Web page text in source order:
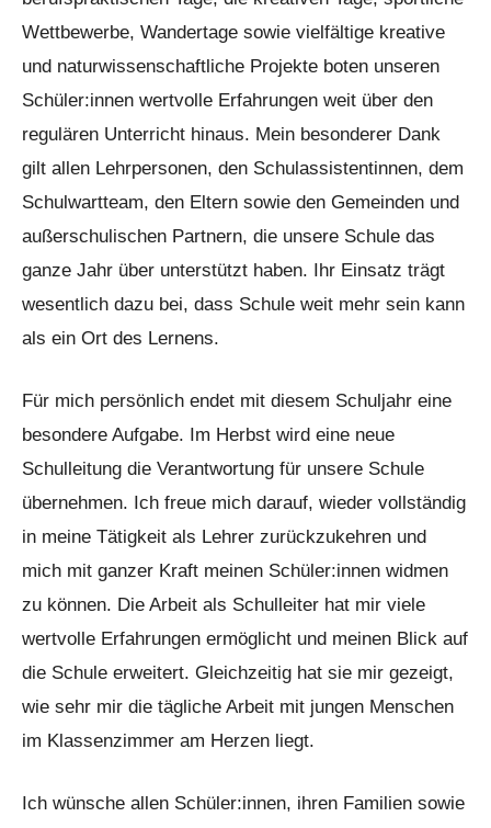
Wettbewerbe, Wandertage sowie vielfältige kreative
und naturwissenschaftliche Projekte boten unseren
Schüler:innen wertvolle Erfahrungen weit über den
regulären Unterricht hinaus. Mein besonderer Dank
gilt allen Lehrpersonen, den Schulassistentinnen, dem
Schulwartteam, den Eltern sowie den Gemeinden und
außerschulischen Partnern, die unsere Schule das
ganze Jahr über unterstützt haben. Ihr Einsatz trägt
wesentlich dazu bei, dass Schule weit mehr sein kann
als ein Ort des Lernens.
Für mich persönlich endet mit diesem Schuljahr eine
besondere Aufgabe. Im Herbst wird eine neue
Schulleitung die Verantwortung für unsere Schule
übernehmen. Ich freue mich darauf, wieder vollständig
in meine Tätigkeit als Lehrer zurückzukehren und
mich mit ganzer Kraft meinen Schüler:innen widmen
zu können. Die Arbeit als Schulleiter hat mir viele
wertvolle Erfahrungen ermöglicht und meinen Blick auf
die Schule erweitert. Gleichzeitig hat sie mir gezeigt,
wie sehr mir die tägliche Arbeit mit jungen Menschen
im Klassenzimmer am Herzen liegt.
Ich wünsche allen Schüler:innen, ihren Familien sowie